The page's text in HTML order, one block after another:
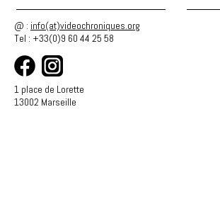
@ : info(at)videochroniques.org
Tel : +33(0)9 60 44 25 58
1 place de Lorette
13002 Marseille